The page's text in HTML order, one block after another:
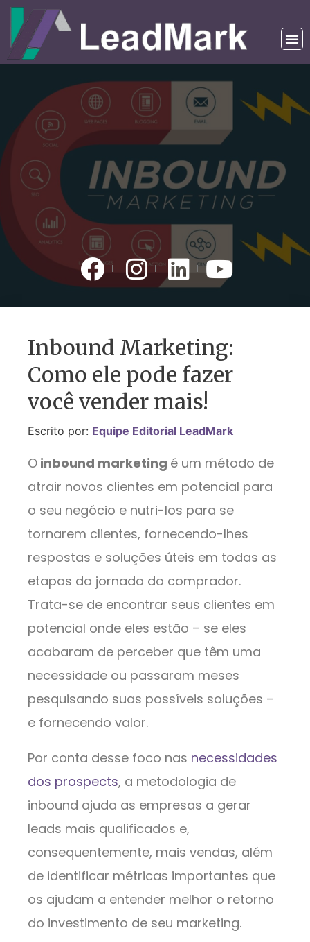
Inbound Marketing:
Como ele pode fazer
você vender mais!
Escrito por: Equipe Editorial LeadMark
O inbound marketing é um método de
atrair novos clientes em potencial para
o seu negócio e nutri-los para se
tornarem clientes, fornecendo-lhes
respostas e soluções úteis em todas as
etapas da jornada do comprador.
Trata-se de encontrar seus clientes em
potencial onde eles estão – se eles
acabaram de perceber que têm uma
necessidade ou passaram meses
pesquisando suas possíveis soluções –
e fornecendo valor.
Por conta desse foco nas necessidades
dos prospects, a metodologia de
inbound ajuda as empresas a gerar
leads mais qualificados e,
consequentemente, mais vendas, além
de identificar métricas importantes que
os ajudam a entender melhor o retorno
do investimento de seu marketing.